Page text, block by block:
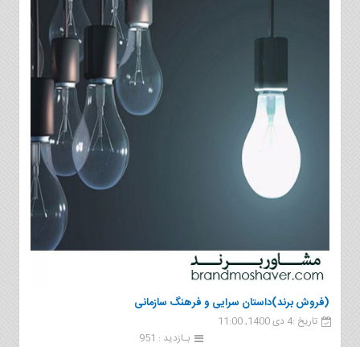
(فروش برند)داستان سرایی و فرهنگ سازمانی
تاریخ :4 دی 1400, 11:00
بـازدید : 951